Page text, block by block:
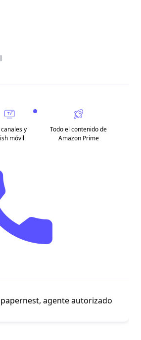
y
móvil
Todo el contenido de
Amazon Prime
agente autorizado